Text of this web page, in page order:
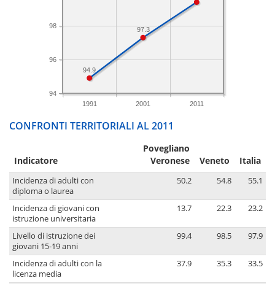
1991 2001 2011
94
96
98 97.3
94.9
CONFRONTI TERRITORIALI AL 2011
Indicatore
Povegliano
Veronese
Veneto Italia
Incidenza di adulti con
diploma o laurea
50.2 54.8 55.1
Incidenza di giovani con
istruzione universitaria
13.7 22.3 23.2
Livello di istruzione dei
giovani 15-19 anni
99.4 98.5 97.9
Incidenza di adulti con la
licenza media
37.9 35.3 33.5